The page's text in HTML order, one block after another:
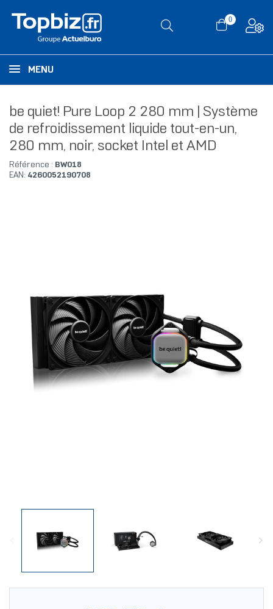
0
MENU
be quiet! Pure Loop 2 280 mm | Système
de refroidissement liquide tout-en-un,
280 mm, noir, socket Intel et AMD
Référence : BW018
EAN: 4260052190708